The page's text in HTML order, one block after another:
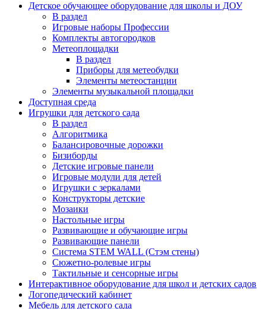
Детское обучающее оборудование для школы и ДОУ
В раздел
Игровые наборы Профессии
Комплекты автогородков
Метеоплощадки
В раздел
Приборы для метеобудки
Элементы метеостанции
Элементы музыкальной площадки
Доступная среда
Игрушки для детского сада
В раздел
Алгоритмика
Балансировочные дорожки
Бизиборды
Детские игровые панели
Игровые модули для детей
Игрушки с зеркалами
Конструкторы детские
Мозаики
Настольные игры
Развивающие и обучающие игры
Развивающие панели
Система STEM WALL (Cтэм стены)
Сюжетно-ролевые игры
Тактильные и сенсорные игры
Интерактивное оборудование для школ и детских садов
Логопедический кабинет
Мебель для детского сада